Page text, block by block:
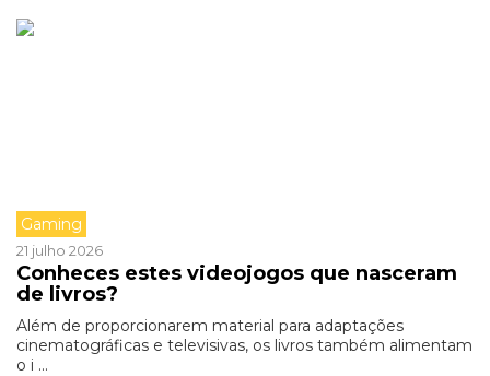
Gaming
21 julho 2026
Conheces estes videojogos que nasceram
de livros?
Além de proporcionarem material para adaptações
cinematográficas e televisivas, os livros também alimentam
o i ...